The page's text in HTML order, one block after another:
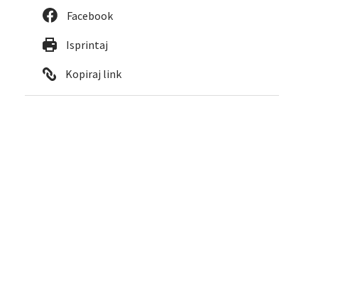
Facebook
Isprintaj
Kopiraj link